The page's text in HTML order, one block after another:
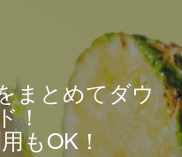
まとめてダウ
！
もOK！